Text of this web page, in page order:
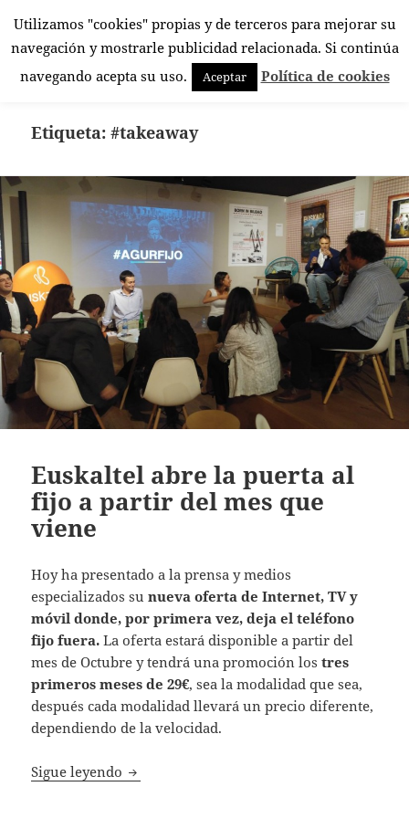
El Rincón Androide
MENÚ
Y
Etiqueta:#takeaway
Euskaltel abre la puerta al
fijo a partir del mes que
viene
Hoy ha presentado a la prensa y medios
especializados sunueva oferta de Internet, TV y
móvil donde, por primera vez, deja el teléfono
fijo fuera. La oferta estará disponible a partir del
mes de Octubre y tendrá una promoción lostres
primeros meses de 29€, sea la modalidad que sea,
después cada modalidad llevará un precio diferente,
dependiendo de la velocidad.
Sigue leyendo Euskaltel abre la puerta al fijo a partir del
Utilizamos "cookies" propias y de terceros para mejorar su
navegación y mostrarle publicidad relacionada. Si continúa
navegando acepta su uso.
Aceptar Política de cookies